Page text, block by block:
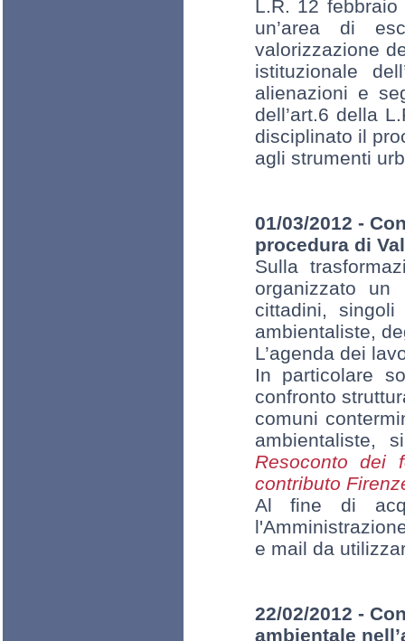
L.R. 12
un’area di
valorizzazione
istituzionale
alienazioni e
dell’art.6 della
disciplinato il
agli strumenti
01/03/2012 -
procedura di
Sulla
organizzato un
cittadini,
ambientaliste,
L’agenda dei
In particolare
confronto
comuni
ambientaliste,
Resoconto dei
contributo
Al fine di
e mail da
22/02/2012 -
ambientale